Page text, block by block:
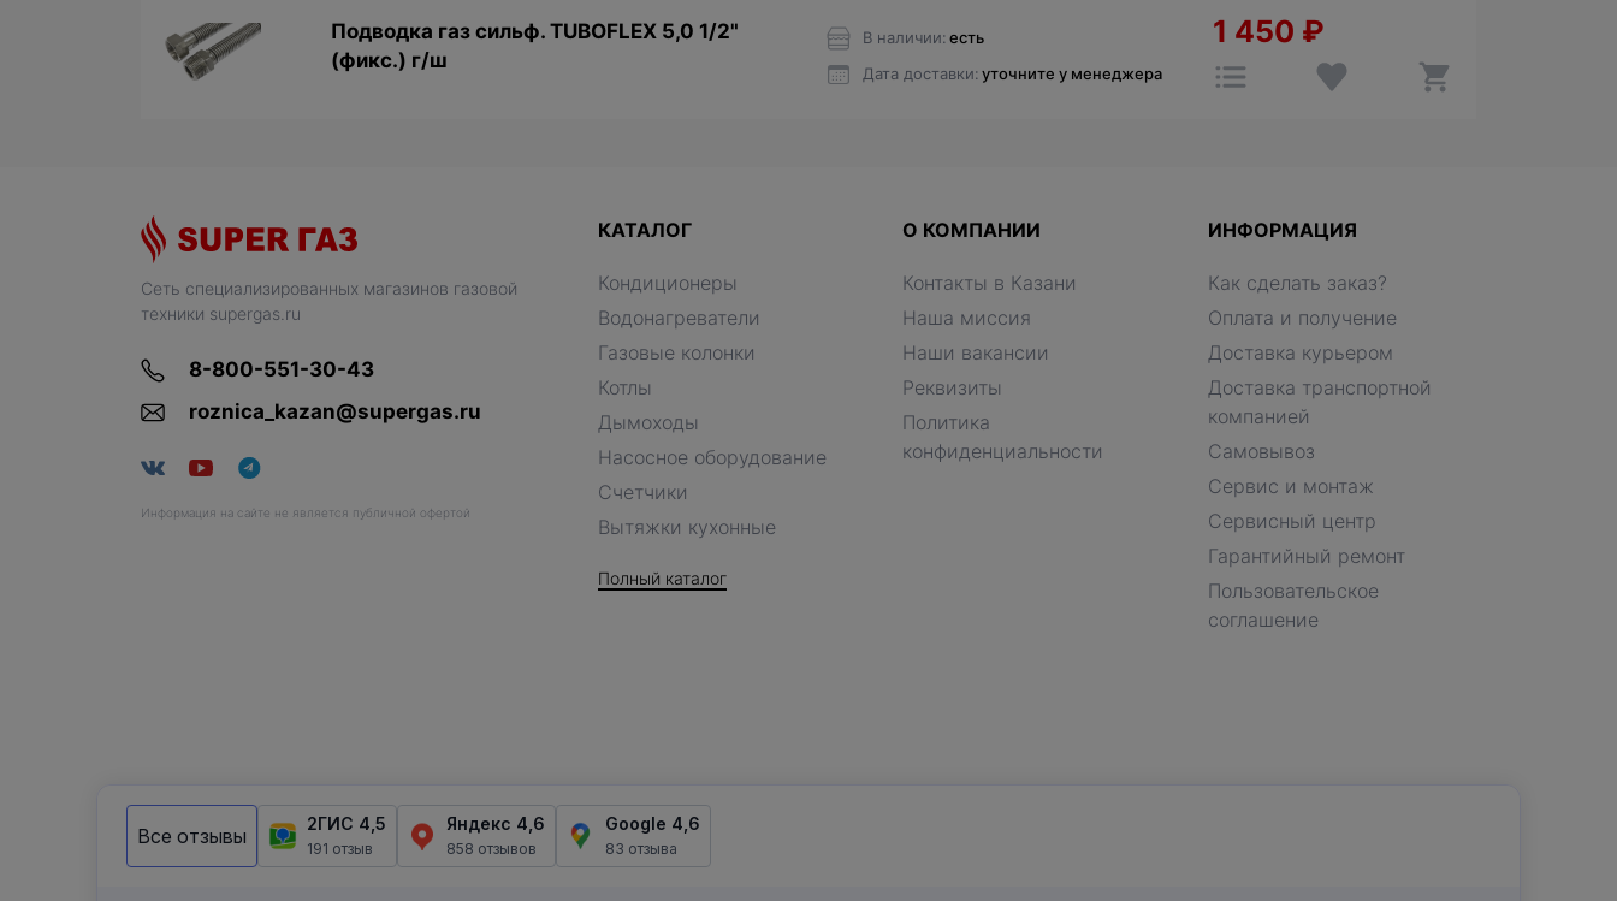
Подводка газ сильф. TUBOFLEX 5,0 1/2"
(фикс.) г/ш
В наличии: есть
Дата доставки: уточните у менеджера
1 450 ₽
Сеть специализированных магазинов газовой
техники supergas.ru
8-800-551-30-43
roznica_kazan@supergas.ru
Информация на сайте не является публичной офертой
КАТАЛОГ
Кондиционеры
Водонагреватели
Газовые колонки
Котлы
Дымоходы
Насосное оборудование
Счетчики
Вытяжки кухонные
Полный каталог
О КОМПАНИИ
Контакты в Казани
Наша миссия
Наши вакансии
Реквизиты
Политика
конфиденциальности
ИНФОРМАЦИЯ
Как сделать заказ?
Оплата и получение
Доставка курьером
Доставка транспортной
компанией
Самовывоз
Сервис и монтаж
Сервисный центр
Гарантийный ремонт
Пользовательское
соглашение